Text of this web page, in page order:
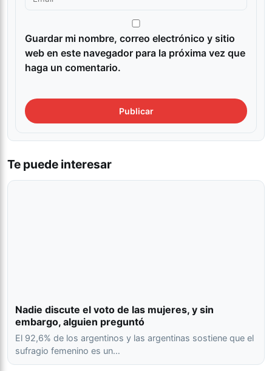
Guardar mi nombre, correo electrónico y sitio
web en este navegador para la próxima vez que
haga un comentario.
Te puede interesar
Nadie discute el voto de las mujeres, y sin
embargo, alguien preguntó
El 92,6% de los argentinos y las argentinas sostiene que el
sufragio femenino es un…